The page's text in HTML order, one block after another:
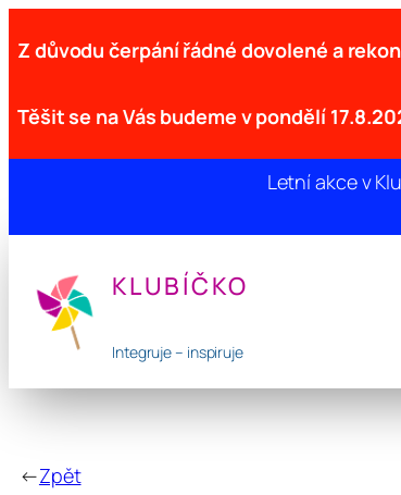
Z důvodu čerpání řádné dovolené a
Těšit se na Vás budeme v pondělí
Letní akce v
obsah
KLUBÍČKO
Integruje – inspiruje
←Zpět